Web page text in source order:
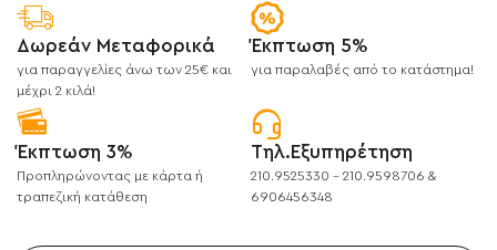
Δωρεάν Μεταφορικά
για παραγγελίες άνω των 25€ και
μέχρι 2 κιλά!
Έκπτωση 5%
για παραλαβές από το κατάστημα!
Έκπτωση 3%
Προπληρώνοντας με κάρτα ή
τραπεζική κατάθεση
Τηλ.Εξυπηρέτηση
210.9525330 - 210.9598706 &
6906456348